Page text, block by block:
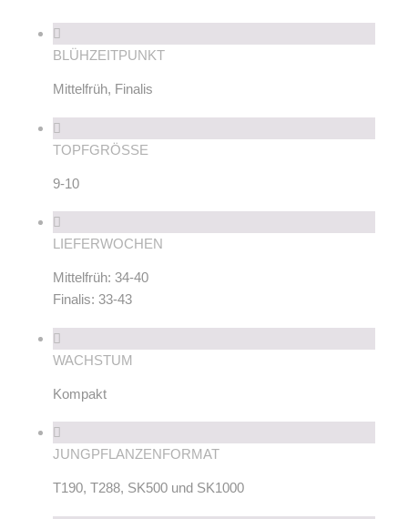
BLÜHZEITPUNKT
Mittelfrüh, Finalis
TOPFGRÖSSE
9-10
LIEFERWOCHEN
Mittelfrüh: 34-40
Finalis: 33-43
WACHSTUM
Kompakt
JUNGPFLANZENFORMAT
T190, T288, SK500 und SK1000